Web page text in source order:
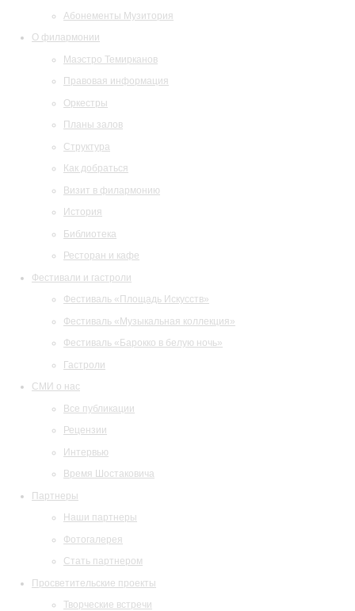
Абонементы Музитория
О филармонии
Маэстро Темирканов
Правовая информация
Оркестры
Планы залов
Структура
Как добраться
Визит в филармонию
История
Библиотека
Ресторан и кафе
Фестивали и гастроли
Фестиваль «Площадь Искусств»
Фестиваль «Музыкальная коллекция»
Фестиваль «Барокко в белую ночь»
Гастроли
СМИ о нас
Все публикации
Рецензии
Интервью
Время Шостаковича
Партнеры
Наши партнеры
Фотогалерея
Стать партнером
Просветительские проекты
Творческие встречи